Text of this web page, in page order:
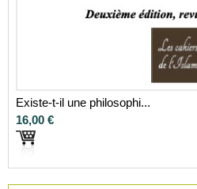
Existe-t-il une philosophi...
16,00 €